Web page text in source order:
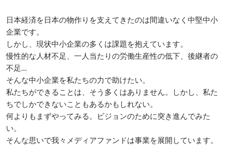
日本経済を日本の物作りを支えてきたのは間違いなく中堅中小
企業です。
しかし、現状中小企業の多くは課題を抱えています。
慢性的な人材不足、一人当たりの労働生産性の低下、後継者の
不足…
そんな中小企業を私たちの力で助けたい。
私たちができることは、そう多くはありません。しかし、私た
ちでしかできないこともあるかもしれない。
何よりもまずやってみる。ビジョンのために突き進んでみた
い。
そんな思いで我々メディアファンドは事業を展開しています。